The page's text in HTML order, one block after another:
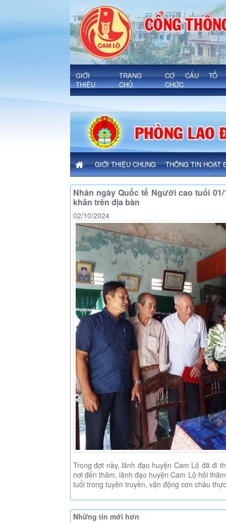
Chi tiết bài viết - Xã Cam Lộ
'
GIỚI
THIỆU
TRANG
CHỦ
CƠ CẤU TỔ
CHỨC
GIỚI THIỆU CHUNG THÔNG TIN HOẠT
Nhân ngày Quốc tế Người cao tuổi
khăn trên địa bàn
02/10/2024
Trong đợt này, lãnh đạo huyện Cam Lộ đã đi
nơi đến thăm, lãnh đạo huyện Cam Lộ hỏi
tuổi trong tuyên truyền, vận động con cháu
Những tin mới hơn